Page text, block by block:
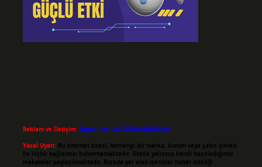
Reklam ve İletişim: Skype: live:.cid.575569c608265c69
Yasal Uyarı: Bu internet sitesi, herhangi bir marka, kurum veya şahıs şirketi
ile hiçbir bağlantısı bulunmamaktadır. Sitede yalnızca kendi hazırladığımız
makaleler paylaşılmaktadır. Burada yer alan içerikler haber niteliği